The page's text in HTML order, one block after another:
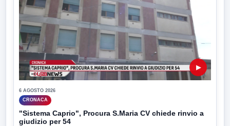
▶
6 AGOSTO 2026
CRONACA
"Sistema Caprio", Procura S.Maria CV chiede rinvio a
giudizio per 54